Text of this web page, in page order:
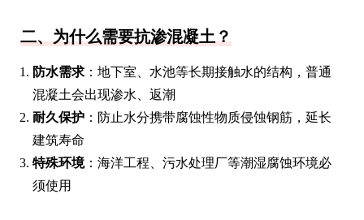
二、为什么需要抗渗混凝土？
防水需求 ：地下室、水池等长期接触水的结构，普通
混凝土会出现渗水、返潮
耐久保护 ：防止水分携带腐蚀性物质侵蚀钢筋，延长
建筑寿命
特殊环境：海洋工程、污水处理厂等潮湿腐蚀环境必
须使用